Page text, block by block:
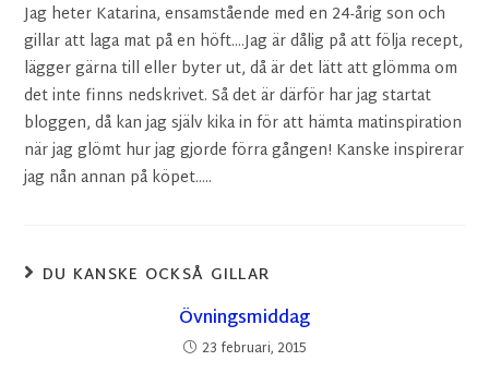
Jag heter Katarina, ensamstående med en 24-årig son och
gillar att laga mat på en höft....Jag är dålig på att följa recept,
lägger gärna till eller byter ut, då är det lätt att glömma om
det inte finns nedskrivet. Så det är därför har jag startat
bloggen, då kan jag själv kika in för att hämta matinspiration
när jag glömt hur jag gjorde förra gången! Kanske inspirerar
jag nån annan på köpet.....
DU KANSKE OCKSÅ GILLAR
Övningsmiddag
23 februari, 2015